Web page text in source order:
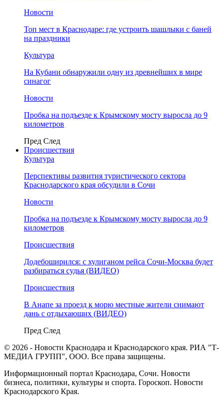
Новости
Топ мест в Краснодаре: где устроить шашлыки с баней
на праздники
Культура
На Кубани обнаружили одну из древнейших в мире
синагог
Новости
Пробка на подъезде к Крымскому мосту выросла до 9
километров
Пред След
Происшествия
Культура
Перспективы развития туристического сектора
Краснодарского края обсудили в Сочи
Новости
Пробка на подъезде к Крымскому мосту выросла до 9
километров
Происшествия
Додебоширился: с хулиганом рейса Сочи-Москва будет
разбираться судья (ВИДЕО)
Происшествия
В Анапе за проезд к морю местные жители снимают
дань с отдыхающих (ВИДЕО)
Пред След
© 2026 - Новости Краснодара и Краснодарского края. РИА "Т-
МЕДИА ГРУПП", ООО. Все права защищены.
Информационный портал Краснодара, Сочи. Новости
бизнеса, политики, культуры и спорта. Гороскоп. Новости
Краснодарского Края.